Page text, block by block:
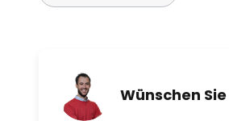
Wünschen